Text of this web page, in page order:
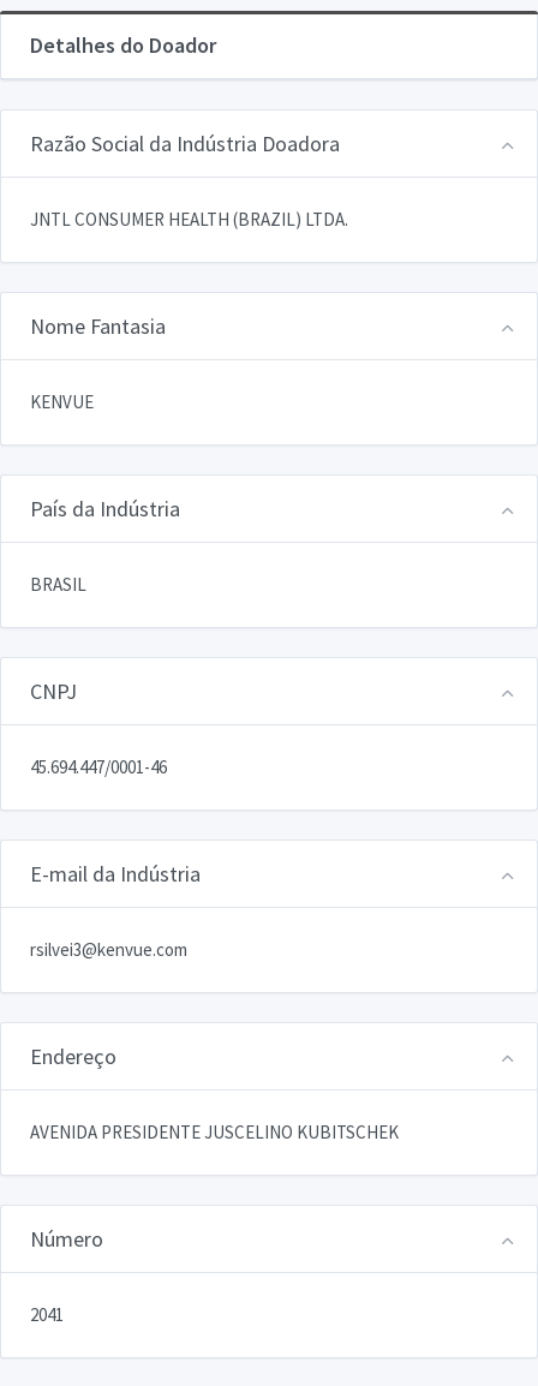
Detalhes do Doador
Razão Social da Indústria Doadora
JNTL CONSUMER HEALTH (BRAZIL) LTDA.
Nome Fantasia
KENVUE
País da Indústria
BRASIL
CNPJ
45.694.447/0001-46
E-mail da Indústria
rsilvei3@kenvue.com
Endereço
AVENIDA PRESIDENTE JUSCELINO KUBITSCHEK
Número
2041